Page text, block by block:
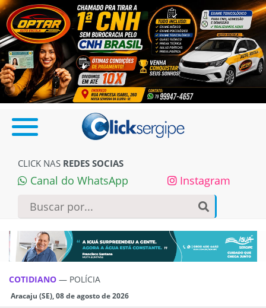
CLICK NAS REDES SOCIAS
Canal do WhatsApp Instagram
COTIDIANO — POLÍCIA
Aracaju (SE), 08 de agosto de 2026